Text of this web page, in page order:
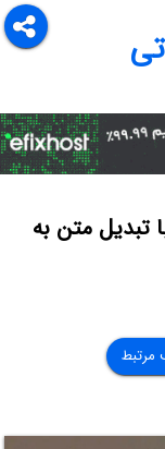
تبدیل متن به
مرتبط